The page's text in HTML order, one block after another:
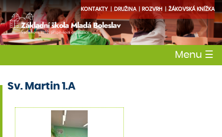
ŽÁKOVSKÁ KNÍŽKA
ROZVRH
DRUŽINA
KONTAKTY
Menu ☰
Sv. Martin 1.A